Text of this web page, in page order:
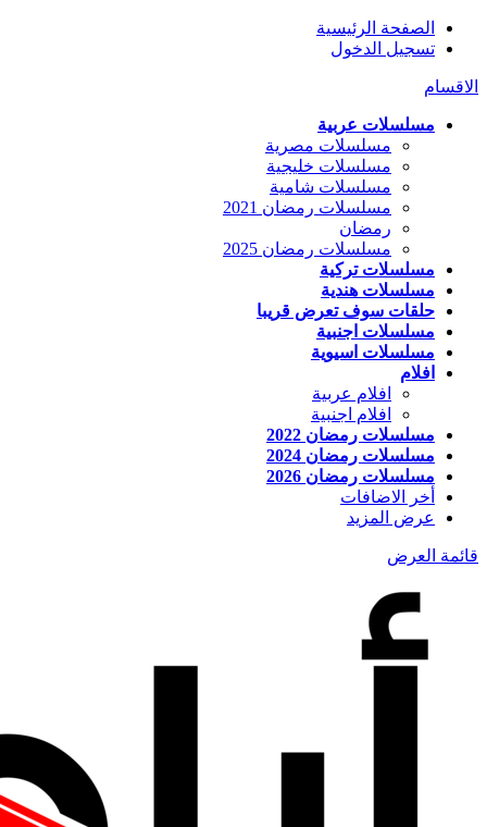
الصفحة الرئيسية
تسجيل الدخول
الاقسام
مسلسلات عربية
مسلسلات مصرية
مسلسلات خليجية
مسلسلات شامية
مسلسلات رمضان 2021
رمضان
مسلسلات رمضان 2025
مسلسلات تركية
مسلسلات هندية
حلقات سوف تعرض قريبا
مسلسلات اجنبية
مسلسلات اسيوية
افلام
افلام عربية
افلام اجنبية
مسلسلات رمضان 2022
مسلسلات رمضان 2024
مسلسلات رمضان 2026
أخر الاضافات
عرض المزيد
قائمة العرض